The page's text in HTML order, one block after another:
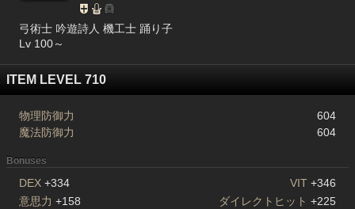
弓術士 吟遊詩人 機工士 踊り子
Lv 100～
ITEM LEVEL 710
物理防御力
604
魔法防御力
604
Bonuses
DEX +334 VIT +346
意思力 +158 ダイレクトヒット +225